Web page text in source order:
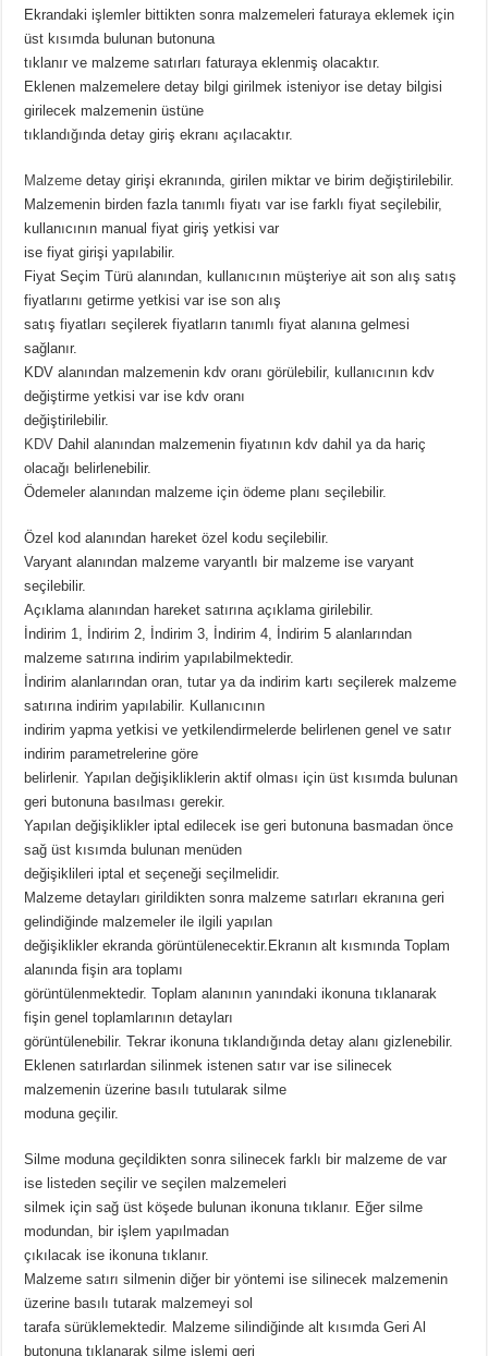
Ekrandaki işlemler bittikten sonra malzemeleri faturaya eklemek için
üst kısımda bulunan butonuna
tıklanır ve malzeme satırları faturaya eklenmiş olacaktır.
Eklenen malzemelere detay bilgi girilmek isteniyor ise detay bilgisi
girilecek malzemenin üstüne
tıklandığında detay giriş ekranı açılacaktır.
Malzeme detay girişi ekranında, girilen miktar ve birim değiştirilebilir.
Malzemenin birden fazla tanımlı fiyatı var ise farklı fiyat seçilebilir,
kullanıcının manual fiyat giriş yetkisi var
ise fiyat girişi yapılabilir.
Fiyat Seçim Türü alanından, kullanıcının müşteriye ait son alış satış
fiyatlarını getirme yetkisi var ise son alış
satış fiyatları seçilerek fiyatların tanımlı fiyat alanına gelmesi
sağlanır.
KDV alanından malzemenin kdv oranı görülebilir, kullanıcının kdv
değiştirme yetkisi var ise kdv oranı
değiştirilebilir.
KDV Dahil alanından malzemenin fiyatının kdv dahil ya da hariç
olacağı belirlenebilir.
Ödemeler alanından malzeme için ödeme planı seçilebilir.
Özel kod alanından hareket özel kodu seçilebilir.
Varyant alanından malzeme varyantlı bir malzeme ise varyant
seçilebilir.
Açıklama alanından hareket satırına açıklama girilebilir.
İndirim 1, İndirim 2, İndirim 3, İndirim 4, İndirim 5 alanlarından
malzeme satırına indirim yapılabilmektedir.
İndirim alanlarından oran, tutar ya da indirim kartı seçilerek malzeme
satırına indirim yapılabilir. Kullanıcının
indirim yapma yetkisi ve yetkilendirmelerde belirlenen genel ve satır
indirim parametrelerine göre
belirlenir. Yapılan değişikliklerin aktif olması için üst kısımda bulunan
geri butonuna basılması gerekir.
Yapılan değişiklikler iptal edilecek ise geri butonuna basmadan önce
sağ üst kısımda bulunan menüden
değişiklileri iptal et seçeneği seçilmelidir.
Malzeme detayları girildikten sonra malzeme satırları ekranına geri
gelindiğinde malzemeler ile ilgili yapılan
değişiklikler ekranda görüntülenecektir.Ekranın alt kısmında Toplam
alanında fişin ara toplamı
görüntülenmektedir. Toplam alanının yanındaki ikonuna tıklanarak
fişin genel toplamlarının detayları
görüntülenebilir. Tekrar ikonuna tıklandığında detay alanı gizlenebilir.
Eklenen satırlardan silinmek istenen satır var ise silinecek
malzemenin üzerine basılı tutularak silme
moduna geçilir.
Silme moduna geçildikten sonra silinecek farklı bir malzeme de var
ise listeden seçilir ve seçilen malzemeleri
silmek için sağ üst köşede bulunan ikonuna tıklanır. Eğer silme
modundan, bir işlem yapılmadan
çıkılacak ise ikonuna tıklanır.
Malzeme satırı silmenin diğer bir yöntemi ise silinecek malzemenin
üzerine basılı tutarak malzemeyi sol
tarafa sürüklemektedir. Malzeme silindiğinde alt kısımda Geri Al
butonuna tıklanarak silme işlemi geri